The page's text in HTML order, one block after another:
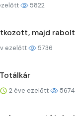
5822
majd rabolt
ezelőtt 5736
Totálkár
2 éve ezelőtt 5674